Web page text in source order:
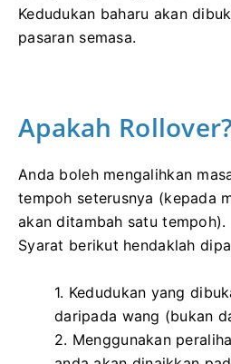
Kedudukan baharu akan
pasaran semasa.
Apakah Rollover?
Anda boleh mengalihkan
tempoh seterusnya (kepada
akan ditambah satu tempoh).
Syarat berikut hendaklah
1. Kedudukan yang
daripada wang (bukan
2. Menggunakan